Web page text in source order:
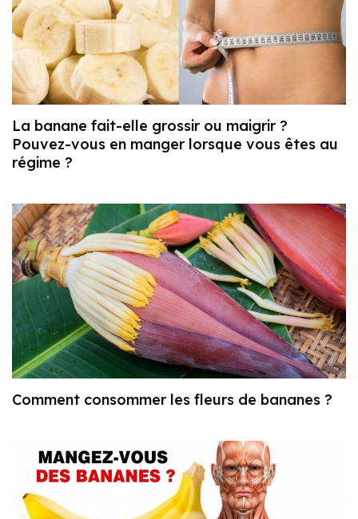
La banane fait-elle grossir ou maigrir ?
Pouvez-vous en manger lorsque vous êtes au
régime ?
Comment consommer les fleurs de bananes ?